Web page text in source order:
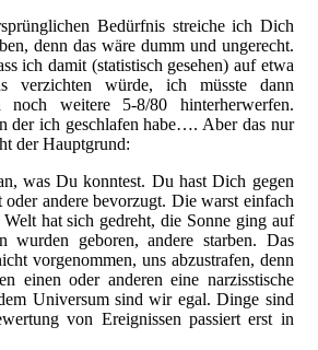
Bedürfnis streiche ich Dich
denn das wäre dumm und ungerecht.
ich damit (statistisch gesehen) auf etwa
verzichten würde, ich müsste dann
noch weitere 5-8/80 hinterherwerfen.
der ich geschlafen habe…. Aber das nur
der Hauptgrund:
was Du konntest. Du hast Dich gegen
oder andere bevorzugt. Die warst einfach
hat sich gedreht, die Sonne ging auf
wurden geboren, andere starben. Das
vorgenommen, uns abzustrafen, denn
einen oder anderen eine narzisstische
Universum sind wir egal. Dinge sind
von Ereignissen passiert erst in